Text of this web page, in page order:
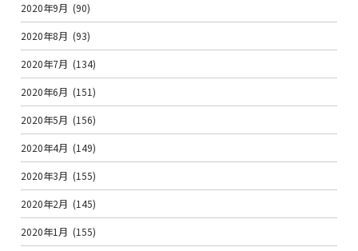
2020年9月 (90)
2020年8月 (93)
2020年7月 (134)
2020年6月 (151)
2020年5月 (156)
2020年4月 (149)
2020年3月 (155)
2020年2月 (145)
2020年1月 (155)